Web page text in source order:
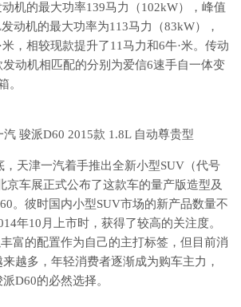
机的最大功率139马力（102kW），峰值
动机的最大功率为113马力（83kW），
，相较现款提升了11马力和6牛·米。传动
动机相匹配的分别为爱信6速手自一体变
。
，天津一汽着手推出全新小型SUV（代号
京车展正式公布了这款车的量产版造型及
。彼时国内小型SUV市场的新产品数量不
年10月上市时，获得了较高的关注度。
富的配置作为自己的主打标签，但目前消
越多，年轻消费者逐渐成为购车主力，
D60的必然选择。